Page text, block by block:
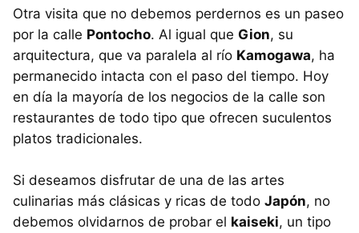
Otra visita que no debemos perdernos es un paseo
por la calle Pontocho. Al igual que Gion, su
arquitectura, que va paralela al río Kamogawa, ha
permanecido intacta con el paso del tiempo. Hoy
en día la mayoría de los negocios de la calle son
restaurantes de todo tipo que ofrecen suculentos
platos tradicionales.
Si deseamos disfrutar de una de las artes
culinarias más clásicas y ricas de todo Japón, no
debemos olvidarnos de probar el kaiseki, un tipo